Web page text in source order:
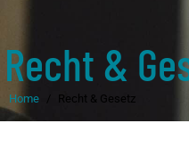
Recht &
Home Recht & Gesetz